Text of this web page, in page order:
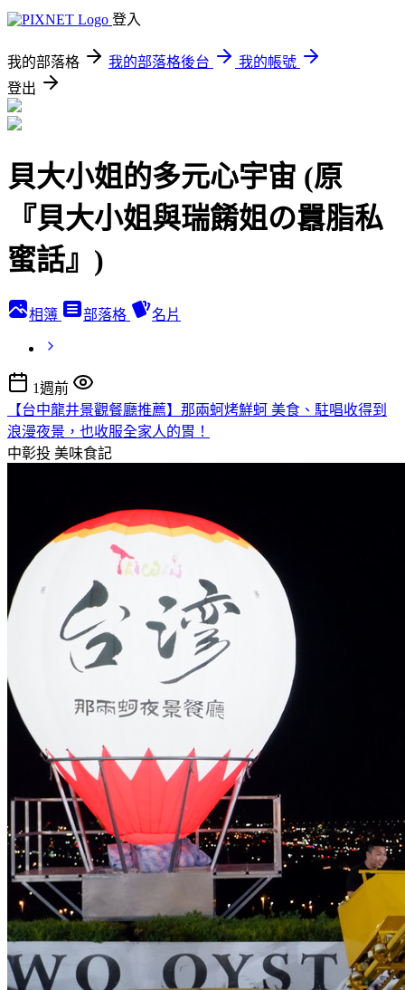
登入
我的部落格 我的部落格後台
我的帳號
登出
貝大小姐的多元心宇宙 (原
『貝大小姐與瑞餚姐の囂脂私
蜜話』)
相簿 部落格 名片
1週前
【台中龍井景觀餐廳推薦】那兩蚵烤鮮蚵 美食、駐唱收得到
浪漫夜景，也收服全家人的胃！
中彰投 美味食記